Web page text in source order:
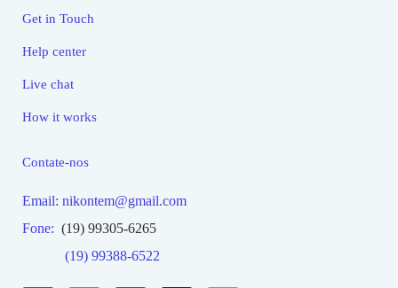
Get in Touch
Help center
Live chat
How it works
Contate-nos
Email: nikontem@gmail.com
Fone: (19) 99305-6265
(19) 99388-6522